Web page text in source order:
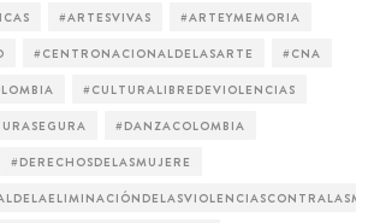
#ARTESVIVAS #ARTEYMEMORIA
#CENTRONACIONALDELASARTE #CNA
#CULTURALIBREDEVIOLENCIAS
#DANZACOLOMBIA
#DERECHOSDELASMUJERE